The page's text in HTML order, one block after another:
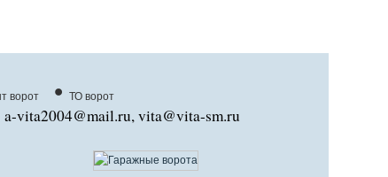
ворот • ТО ворот
vita2004@mail.ru, vita@vita-sm.ru